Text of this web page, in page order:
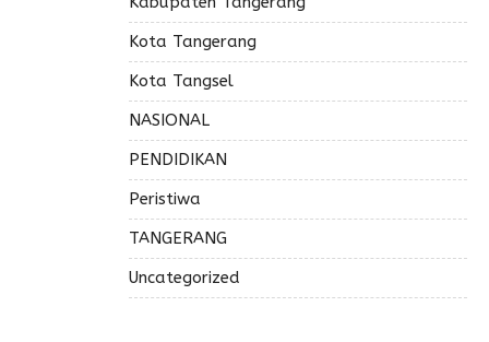
Kota Tangerang
Kota Tangsel
NASIONAL
PENDIDIKAN
Peristiwa
TANGERANG
Uncategorized